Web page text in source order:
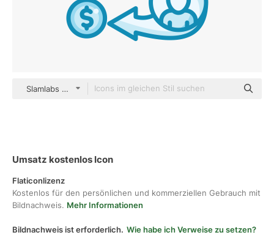
Slamlabs color lineal-color
Umsatz kostenlos Icon
Flaticonlizenz
Kostenlos für den persönlichen und kommerziellen Gebrauch mit
Bildnachweis. Mehr Informationen
Bildnachweis ist erforderlich. Wie habe ich Verweise zu setzen?